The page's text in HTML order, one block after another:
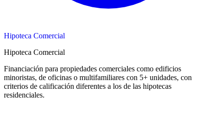
Hipoteca Comercial
Hipoteca Comercial
Financiación para propiedades comerciales como edificios
minoristas, de oficinas o multifamiliares con 5+ unidades, con
criterios de calificación diferentes a los de las hipotecas
residenciales.